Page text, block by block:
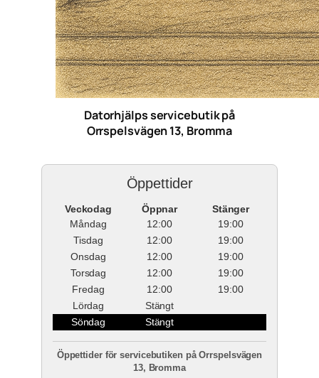
Datorhjälps servicebutik på
Orrspelsvägen 13, Bromma
Öppettider
Veckodag Öppnar
Stänger
Måndag
12:00
19:00
Tisdag
12:00
19:00
Onsdag
12:00
19:00
Torsdag
12:00
19:00
Fredag
12:00
19:00
Lördag
Stängt
Söndag
Stängt
Öppettider för servicebutiken på Orrspelsvägen
13, Bromma